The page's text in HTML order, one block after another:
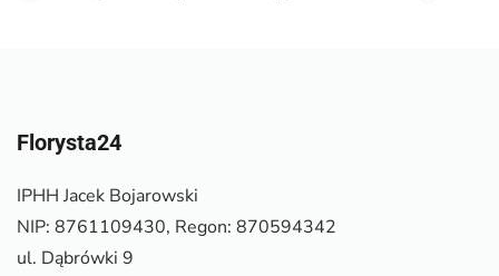
Florysta24
IPHH Jacek Bojarowski
NIP: 8761109430, Regon: 870594342
ul. Dąbrówki 9